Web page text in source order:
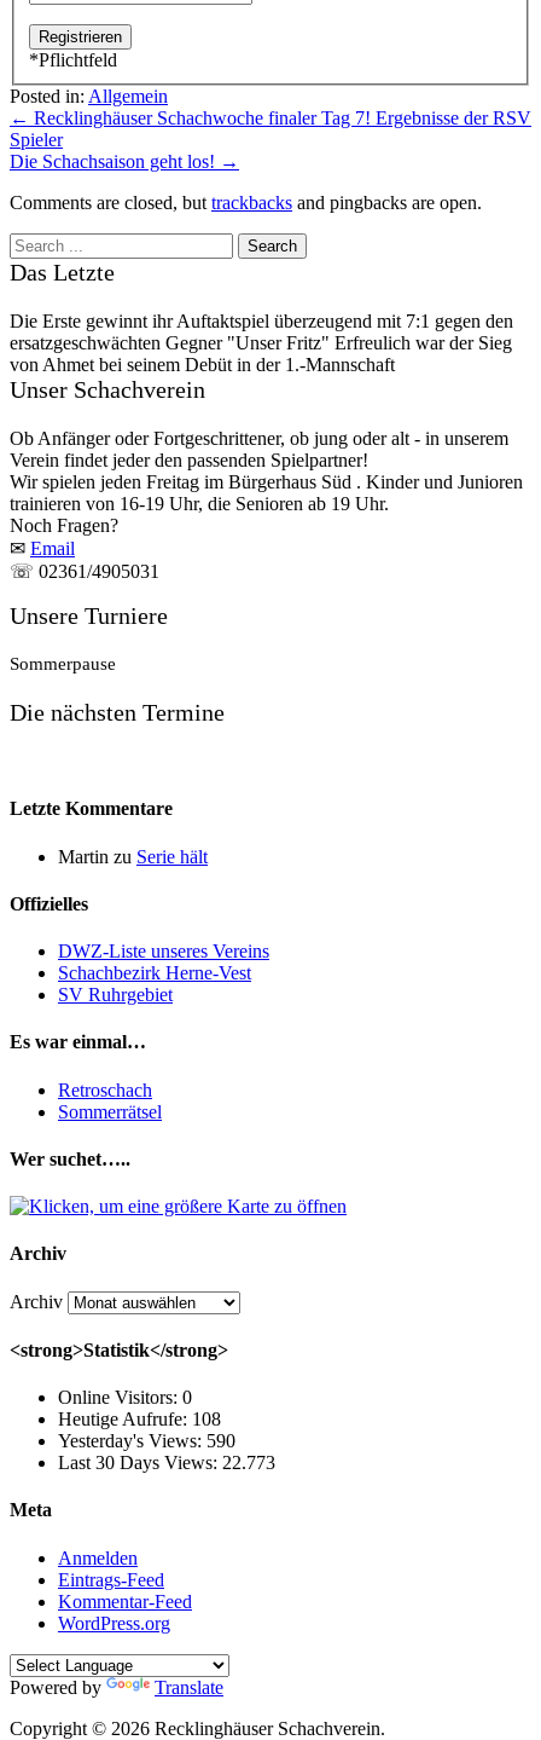
*Pflichtfeld
Posted in: Allgemein
← Recklinghäuser Schachwoche finaler Tag 7! Ergebnisse der RSV
Spieler
Die Schachsaison geht los! →
Comments are closed, but trackbacks and pingbacks are open.
Das Letzte
Die Erste gewinnt ihr Auftaktspiel überzeugend mit 7:1 gegen den
ersatzgeschwächten Gegner "Unser Fritz" Erfreulich war der Sieg
von Ahmet bei seinem Debüt in der 1.-Mannschaft
Unser Schachverein
Ob Anfänger oder Fortgeschrittener, ob jung oder alt - in unserem
Verein findet jeder den passenden Spielpartner!
Wir spielen jeden Freitag im Bürgerhaus Süd . Kinder und Junioren
trainieren von 16-19 Uhr, die Senioren ab 19 Uhr.
Noch Fragen?
✉ Email
☏ 02361/4905031
Unsere Turniere
Sommerpause
Die nächsten Termine
Letzte Kommentare
Martin zu Serie hält
Offizielles
DWZ-Liste unseres Vereins
Schachbezirk Herne-Vest
SV Ruhrgebiet
Es war einmal…
Retroschach
Sommerrätsel
Wer suchet…..
Archiv
Archiv
<strong>Statistik</strong>
Online Visitors: 0
Heutige Aufrufe: 108
Yesterday's Views: 590
Last 30 Days Views: 22.773
Meta
Anmelden
Eintrags-Feed
Kommentar-Feed
WordPress.org
Powered by
Translate
Copyright © 2026 Recklinghäuser Schachverein.